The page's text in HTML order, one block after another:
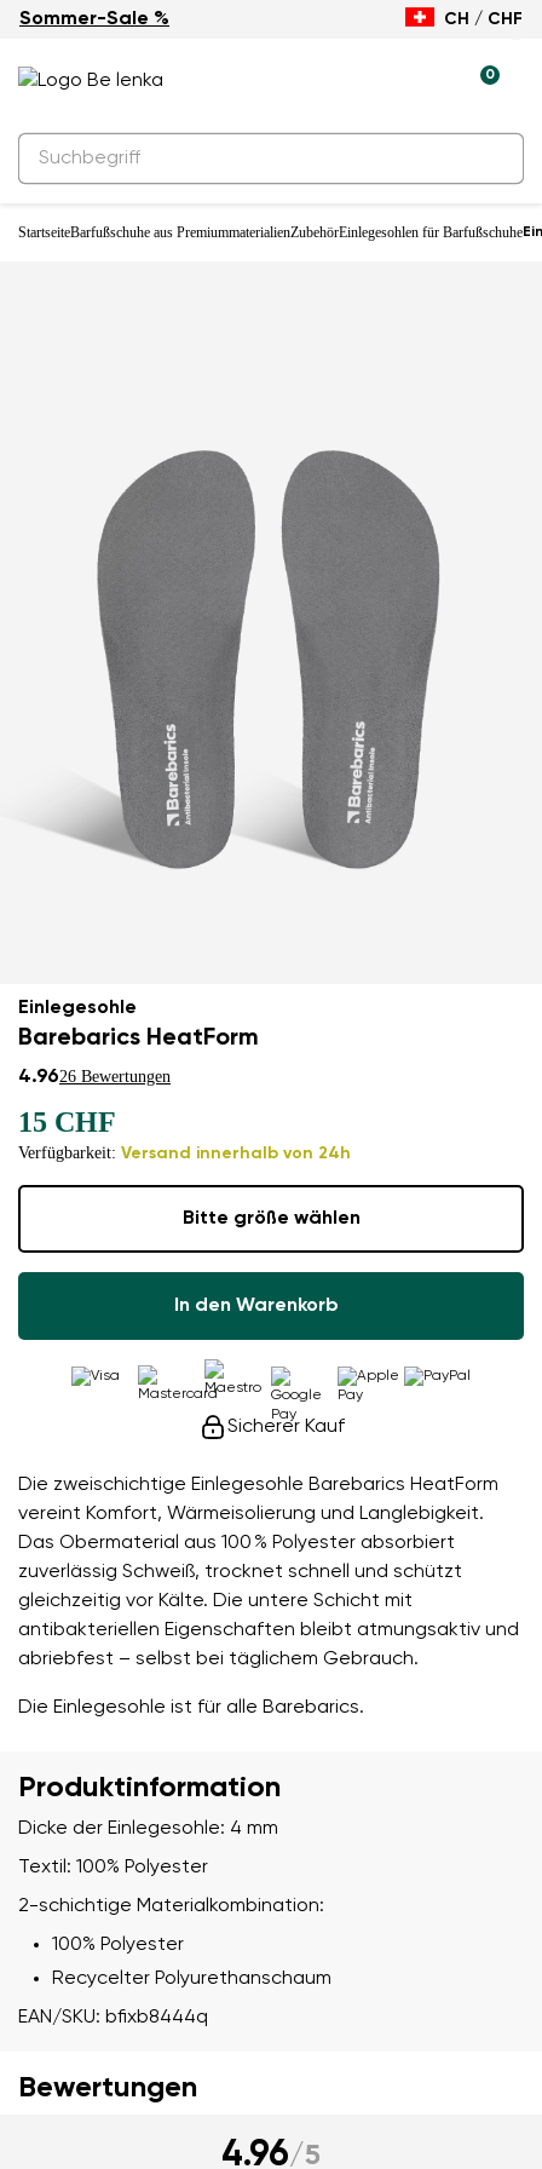
Sommer-Sale % CH / CHF
0
StartseiteBarfußschuhe aus PremiummaterialienZubehörEinlegesohlen für Barfußschuhe
Einlegesohle
Barebarics HeatForm
4.9626 Bewertungen
Die zweischichtige Einlegesohle Barebarics HeatForm
vereint Komfort, Wärmeisolierung und Langlebigkeit.
Das Obermaterial aus 100 % Polyester absorbiert
zuverlässig Schweiß, trocknet schnell und schützt
gleichzeitig vor Kälte. Die untere Schicht mit
antibakteriellen Eigenschaften bleibt atmungsaktiv und
abriebfest – selbst bei täglichem Gebrauch.
Die Einlegesohle ist für alle Barebarics.
15 CHF
Verfügbarkeit: Versand innerhalb von 24h
Bitte größe wählen
In den Warenkorb
Sicherer Kauf
Produktinformation
Dicke der Einlegesohle: 4 mm
Textil: 100% Polyester
2-schichtige Materialkombination:
100% Polyester
Recycelter Polyurethanschaum
EAN/SKU: bfixb8444q
Bewertungen
4.96/5